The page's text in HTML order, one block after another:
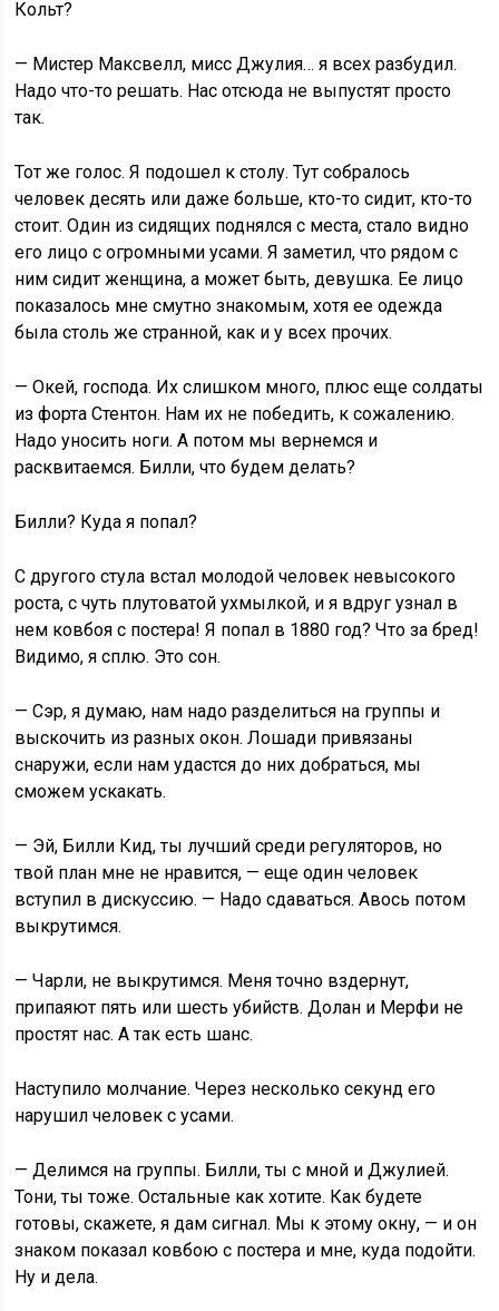
Кольт?
— Мистер Максвелл, мисс Джулия… я всех разбудил.
Надо что-то решать. Нас отсюда не выпустят просто
так.
Тот же голос. Я подошел к столу. Тут собралось
человек десять или даже больше, кто-то сидит, кто-то
стоит. Один из сидящих поднялся с места, стало видно
его лицо с огромными усами. Я заметил, что рядом с
ним сидит женщина, а может быть, девушка. Ее лицо
показалось мне смутно знакомым, хотя ее одежда
была столь же странной, как и у всех прочих.
— Окей, господа. Их слишком много, плюс еще солдаты
из форта Стентон. Нам их не победить, к сожалению.
Надо уносить ноги. А потом мы вернемся и
расквитаемся. Билли, что будем делать?
Билли? Куда я попал?
С другого стула встал молодой человек невысокого
роста, с чуть плутоватой ухмылкой, и я вдруг узнал в
нем ковбоя с постера! Я попал в 1880 год? Что за бред!
Видимо, я сплю. Это сон.
— Сэр, я думаю, нам надо разделиться на группы и
выскочить из разных окон. Лошади привязаны
снаружи, если нам удастся до них добраться, мы
сможем ускакать.
— Эй, Билли Кид, ты лучший среди регуляторов, но
твой план мне не нравится, — eще один человек
вступил в дискуссию. — Надо сдаваться. Авось потом
выкрутимся.
— Чарли, не выкрутимся. Меня точно вздернут,
припаяют пять или шесть убийств. Долан и Мерфи не
простят нас. А так есть шанс.
Наступило молчание. Через несколько секунд его
нарушил человек с усами.
— Делимся на группы. Билли, ты с мной и Джулией.
Тони, ты тоже. Остальные как хотите. Как будете
готовы, скажете, я дам сигнал. Мы к этому окну, — и он
знаком показал ковбою с постера и мне, куда подойти.
Ну и дела.